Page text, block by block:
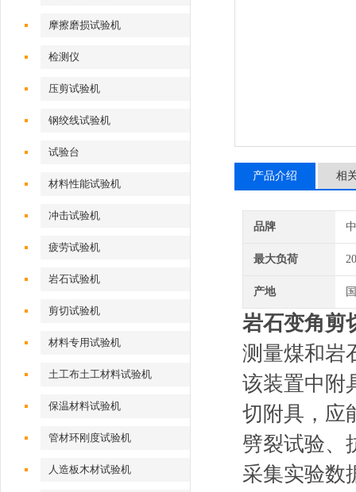
摩擦磨损试验机
检测仪
压剪试验机
钢绞线试验机
试验台
材料性能试验机
冲击试验机
疲劳试验机
岩石试验机
剪切试验机
材料专用试验机
土工布土工材料试验机
保温材料试验机
管材环刚度试验机
人造板木材试验机
产品介绍 相
品牌
最大负荷
产地
岩石变角剪
测量煤和岩
该装置中附
切附具，应
劈裂试验、
采集实验数